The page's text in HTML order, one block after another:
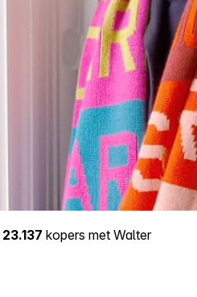
23.137 kopers met Walter